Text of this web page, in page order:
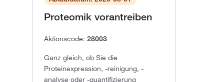
Proteomik vorantreiben
Aktionscode: 28003
Ganz gleich, ob Sie die
Proteinexpression, -reinigung, -
analyse oder -quantifizierung